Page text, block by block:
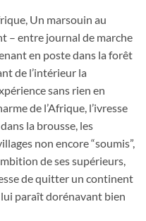
Un marsouin au
– entre journal de marche
en poste dans la forêt
de l’intérieur la
sans rien en
de l’Afrique, l’ivresse
la brousse, les
non encore “soumis”,
de ses supérieurs,
de quitter un continent
paraît dorénavant bien